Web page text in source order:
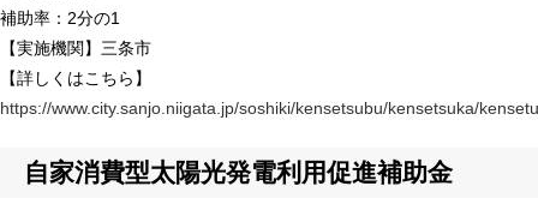
補助率：2分の1
【実施機関】三条市
【詳しくはこちら】
https://www.city.sanjo.niigata.jp/soshiki/kensetsubu/kensetsuka/
自家消費型太陽光発電利用促進補助金